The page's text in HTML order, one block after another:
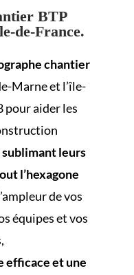
BTP
de-France.
chantier
Marne et l’île-
pour aider les
sublimant leurs
l’hexagone
de vos
équipes et vos
efficace et une